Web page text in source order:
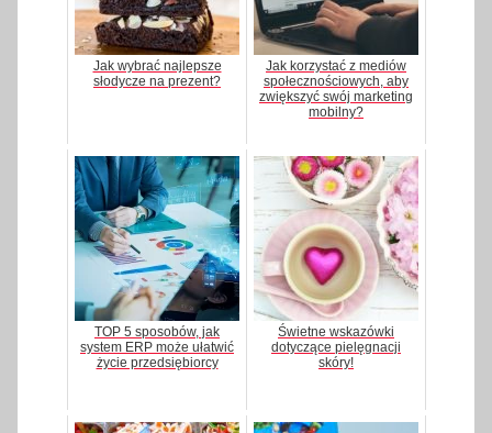
Jak wybrać najlepsze
słodycze na prezent?
Jak korzystać z mediów
społecznościowych, aby
zwiększyć swój marketing
mobilny?
TOP 5 sposobów, jak
system ERP może ułatwić
życie przedsiębiorcy
Świetne wskazówki
dotyczące pielęgnacji
skóry!